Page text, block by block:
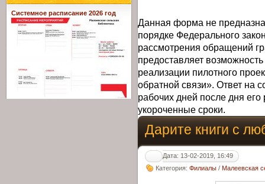
Данная форма не
порядке Федерального
рассмотрения обращений
предоставляет
реализации пилотного
обратной связи». Ответ на
рабочих дней после дня
укороченные сроки.
Дарите книги с
Дата: 13-02-2019, 16:49
Категория: Филиалы / Малеевская
Системное расписание 2026 год